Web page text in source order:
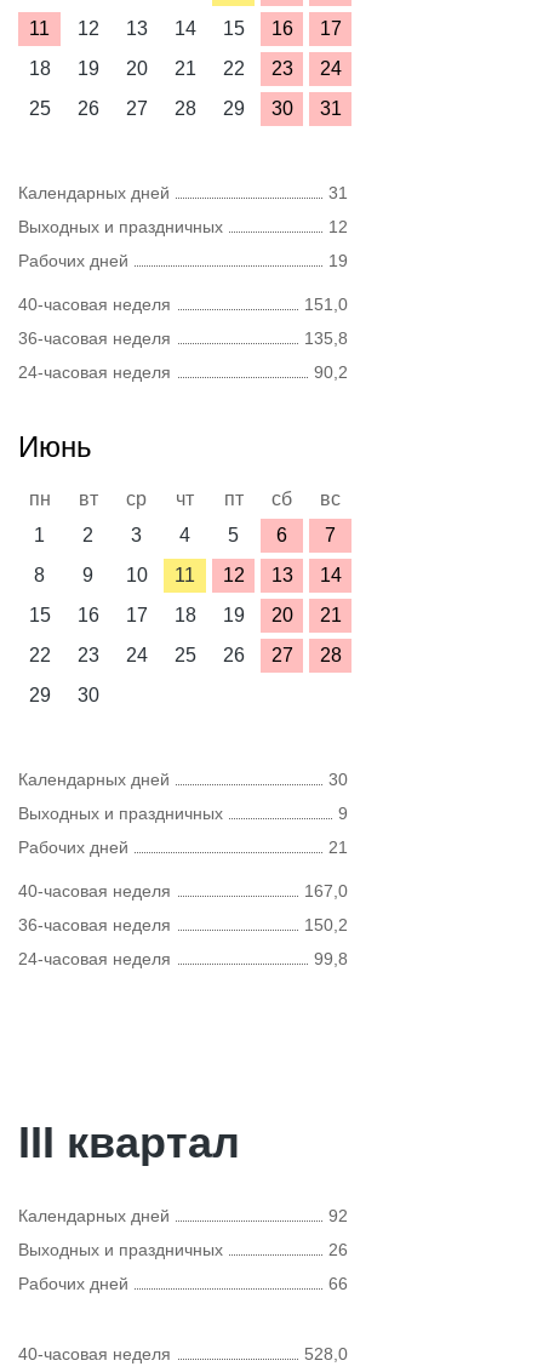
11
12 13 14 15 16
17
18
19 20 21 22 23
24
25
26 27 28 29 30 31
Календарных дней
31
Выходных и праздничных
12
Рабочих дней
19
40-часовая неделя
151,0
36-часовая неделя
135,8
24-часовая неделя
90,2
Июнь
пн вт ср чт пт сб
вс
1
2 3 4 5 6
7
8
9 10 11 12 13
14
15
16 17 18 19 20
21
22
23 24 25 26 27
28
29
30
Календарных дней
30
Выходных и праздничных
9
Рабочих дней
21
40-часовая неделя
167,0
36-часовая неделя
150,2
24-часовая неделя
99,8
III квартал
Календарных дней
92
Выходных и праздничных
26
Рабочих дней
66
40-часовая неделя 528,0